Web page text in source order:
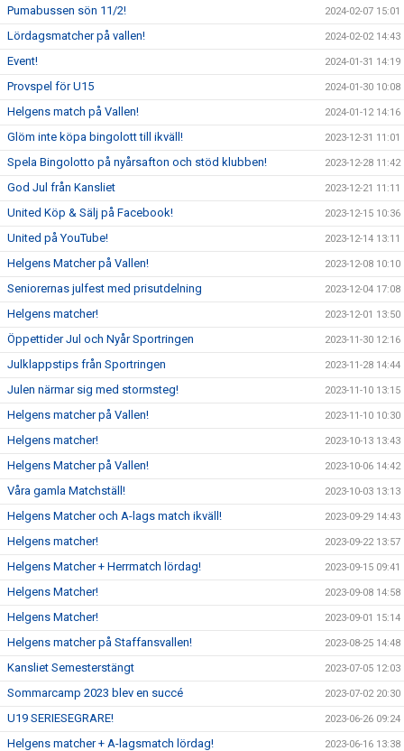
Pumabussen sön 11/2! 2024-02-07 15:01
Lördagsmatcher på vallen! 2024-02-02 14:43
Event! 2024-01-31 14:19
Provspel för U15 2024-01-30 10:08
Helgens match på Vallen! 2024-01-12 14:16
Glöm inte köpa bingolott till ikväll! 2023-12-31 11:01
Spela Bingolotto på nyårsafton och stöd klubben! 2023-12-28 11:42
God Jul från Kansliet 2023-12-21 11:11
United Köp & Sälj på Facebook! 2023-12-15 10:36
United på YouTube! 2023-12-14 13:11
Helgens Matcher på Vallen! 2023-12-08 10:10
Seniorernas julfest med prisutdelning 2023-12-04 17:08
Helgens matcher! 2023-12-01 13:50
Öppettider Jul och Nyår Sportringen 2023-11-30 12:16
Julklappstips från Sportringen 2023-11-28 14:44
Julen närmar sig med stormsteg! 2023-11-10 13:15
Helgens matcher på Vallen! 2023-11-10 10:30
Helgens matcher! 2023-10-13 13:43
Helgens Matcher på Vallen! 2023-10-06 14:42
Våra gamla Matchställ! 2023-10-03 13:13
Helgens Matcher och A-lags match ikväll! 2023-09-29 14:43
Helgens matcher! 2023-09-22 13:57
Helgens Matcher + Herrmatch lördag! 2023-09-15 09:41
Helgens Matcher! 2023-09-08 14:58
Helgens Matcher! 2023-09-01 15:14
Helgens matcher på Staffansvallen! 2023-08-25 14:48
Kansliet Semesterstängt 2023-07-05 12:03
Sommarcamp 2023 blev en succé 2023-07-02 20:30
U19 SERIESEGRARE! 2023-06-26 09:24
Helgens matcher + A-lagsmatch lördag! 2023-06-16 13:38